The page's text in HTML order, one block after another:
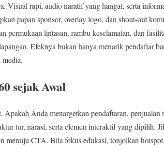
Visual rapi, audio naratif yang hangat, serta
papan sponsor, overlay logo, dan shout-out
permukaan lintasan, rambu keselamatan, dan
Efeknya bukan hanya menarik pendaftar
sejak Awal
Anda menargetkan pendaftaran, penjualan
tur, narasi, serta elemen interaktif yang dipilih.
menuju CTA. Bila fokus edukasi, tonjolkan hotspot